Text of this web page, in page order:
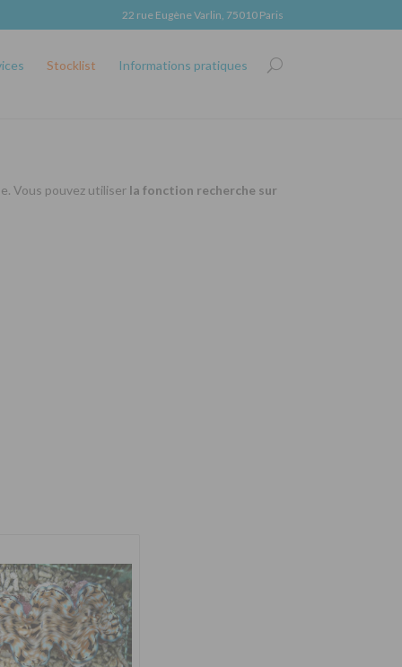
22 rue Eugène Varlin, 75010 Paris
Stocklist Informations pratiques
Vous pouvez utiliser la fonction recherche sur